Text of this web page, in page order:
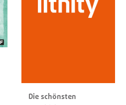
Die schönsten